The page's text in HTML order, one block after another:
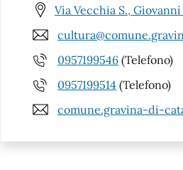
Via Vecchia S.,
0957199546 (Telefono)
0957199514 (Telefono)
comune.gravina-di-